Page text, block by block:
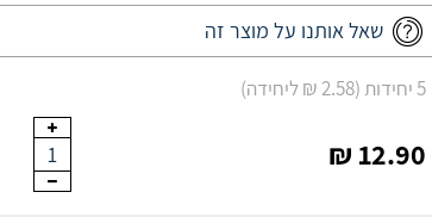
שאל אותנו על מוצר זה
5 יחידות (2.58 ₪ ליחידה)
12.90 ₪
1